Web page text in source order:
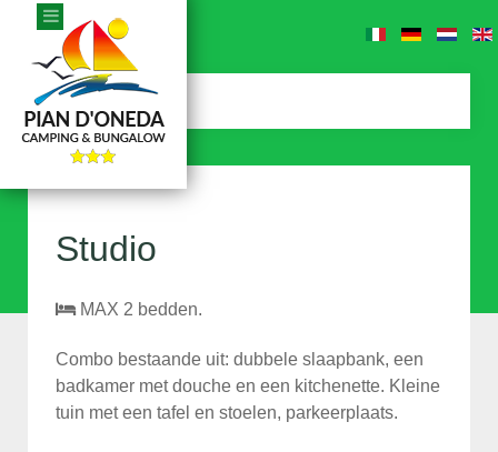
Studio
MAX 2 bedden.
Combo bestaande uit: dubbele slaapbank, een
badkamer met douche en een kitchenette. Kleine
tuin met een tafel en stoelen, parkeerplaats.